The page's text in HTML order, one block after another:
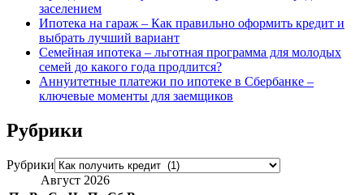
заселением
Ипотека на гараж – Как правильно оформить кредит и
выбрать лучший вариант
Семейная ипотека – льготная программа для молодых
семей до какого года продлится?
Аннуитетные платежи по ипотеке в Сбербанке –
ключевые моменты для заемщиков
Рубрики
Рубрики
Август 2026